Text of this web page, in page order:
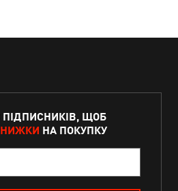
ЩОБ
НА ПОКУПКУ